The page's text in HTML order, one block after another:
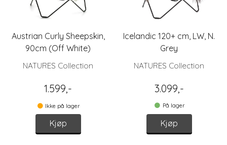
Austrian Curly Sheepskin,
90cm (Off White)
NATURES Collection
1.599,-
Ikke på lager
Kjøp
Icelandic 120+ cm, LW, N.
Grey
NATURES Collection
3.099,-
På lager
Kjøp